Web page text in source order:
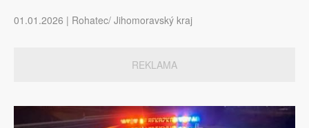
01.01.2026 | Rohatec/ Jihomoravský kraj
REKLAMA